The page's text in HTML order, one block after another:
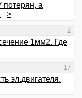
а
>
2
1мм2. Где
17
эл.двигателя.